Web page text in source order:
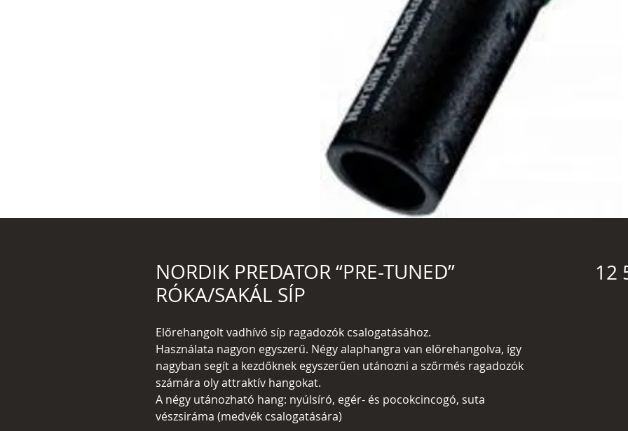
NORDIK PREDATOR “PRE-TUNED”
RÓKA/SAKÁL SÍP
Előrehangolt vadhívó síp ragadozók csalogatásához.
Használata nagyon egyszerű. Négy alaphangra van előrehangolva, így
nagyban segít a kezdőknek egyszerűen utánozni a szőrmés ragadozók
számára oly attraktív hangokat.
A négy utánozható hang: nyúlsíró, egér- és pocokcincogó, suta
vészsiráma (medvék csalogatására)
12